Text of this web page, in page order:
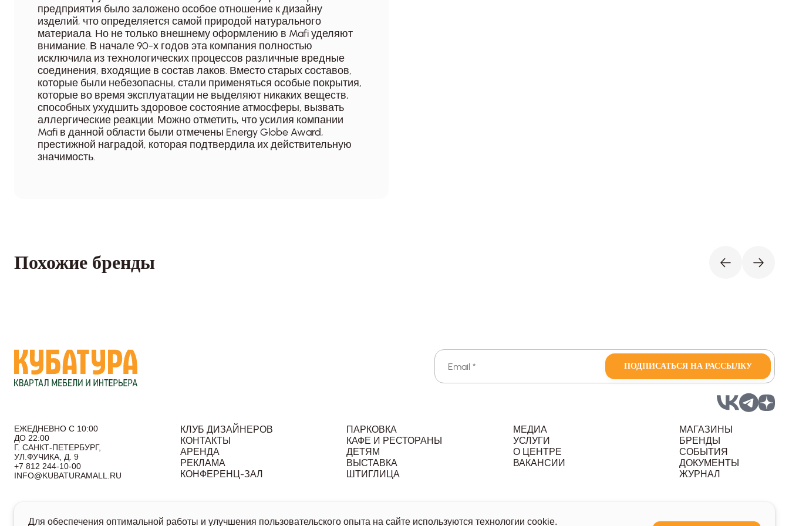
предприятия было заложено особое отношение к дизайну
изделий, что определяется самой природой натурального
материала. Но не только внешнему оформлению в Mafi уделяют
внимание. В начале 90-х годов эта компания полностью
исключила из технологических процессов различные вредные
соединения, входящие в состав лаков. Вместо старых составов,
которые были небезопасны, стали применяться особые покрытия,
которые во время эксплуатации не выделяют никаких веществ,
способных ухудшить здоровое состояние атмосферы, вызвать
аллергические реакции. Можно отметить, что усилия компании
Mafi в данной области были отмечены Energy Globe Award,
престижной наградой, которая подтвердила их действительную
значимость.
Похожие бренды
ПОДПИСАТЬСЯ НА РАССЫЛКУ
ЕЖЕДНЕВНО С 10:00
ДО 22:00
Г. САНКТ-ПЕТЕРБУРГ,
УЛ.ФУЧИКА, Д. 9
+7 812 244-10-00
INFO@KUBATURAMALL.RU
КЛУБ ДИЗАЙНЕРОВ
КОНТАКТЫ
АРЕНДА
РЕКЛАМА
КОНФЕРЕНЦ-ЗАЛ
ПАРКОВКА
КАФЕ И РЕСТОРАНЫ
ДЕТЯМ
ВЫСТАВКА
ШТИГЛИЦА
МЕДИА
УСЛУГИ
О ЦЕНТРЕ
ВАКАНСИИ
МАГАЗИНЫ
БРЕНДЫ
СОБЫТИЯ
ДОКУМЕНТЫ
ЖУРНАЛ
© 2026 Кубатура. Квартал мебели и интерьера
Для обеспечения оптимальной работы и улучшения пользовательского опыта на сайте используются технологии cookie.